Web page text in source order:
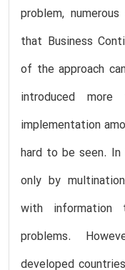
problem,
that Business
of the approach
introduced
implementation
hard to be seen.
only by
with information
problems.
developed